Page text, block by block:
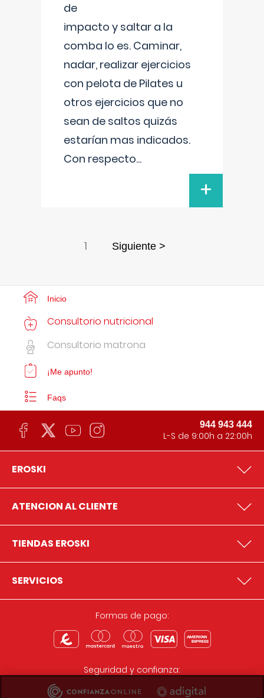
de
impacto y saltar a la
comba lo es. Caminar,
nadar, realizar ejercicios
con pelota de Pilates u
otros ejercicios que no
sean de saltos quizás
estarían mas indicados.
Con respecto...
+
1 Siguiente >
Inicio
Consultorio nutricional
Consultorio matrona
¡Me apunto!
Faqs
944 943 444
L-S de 9:00h a 22:00h
EROSKI
ATENCION AL CLIENTE
TIENDAS EROSKI
SERVICIOS
Formas de pago:
Seguridad y confianza: